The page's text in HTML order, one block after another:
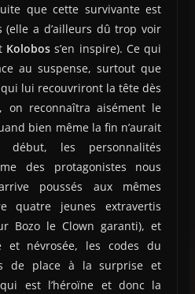
que cette survivante est
(elle a d’ailleurs dû trop voir
Kolobos s’en inspire). Ce qui
au suspense, surtout que
lui recouvriront la tête dès
on reconnaîtra aisément le
bien même la fin n’aurait
les personnalités
des protagonistes nous
poussés aux mêmes
quatre jeunes extravertis
Bozo le Clown garanti), et
et névrosée, les codes du
de place à la surprise et
est l’héroïne et donc la